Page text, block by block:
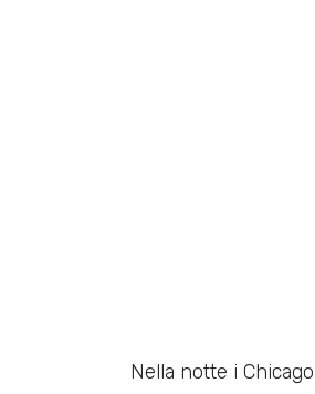
Nella notte i